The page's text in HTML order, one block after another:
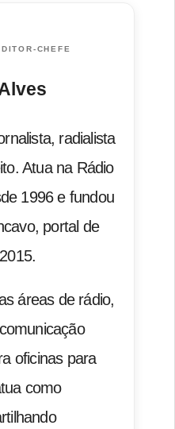
CHEFE
radialista
Atua na Rádio
1996 e fundou
portal de
áreas de rádio,
oficinas para
como